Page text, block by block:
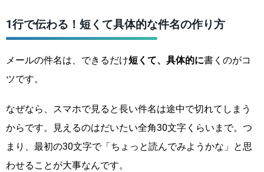
1行で伝わる！短くて具体的な件名の作り方
メールの件名は、できるだけ短くて、具体的に書くのがコ
ツです。
なぜなら、スマホで見ると長い件名は途中で切れてしまう
からです。見えるのはだいたい全角30文字くらいまで。つ
まり、最初の30文字で「ちょっと読んでみようかな」と思
わせることが大事なんです。